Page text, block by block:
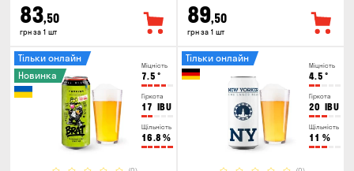
83,50
грн за 1 шт
89,50
грн за 1 шт
Міцність
7.5 °
Гіркота
17 IBU
Щільність
16.8 %
Тільки онлайн
Новинка
Міцність
4.5 °
Гіркота
20 IBU
Щільність
11 %
Тільки онлайн